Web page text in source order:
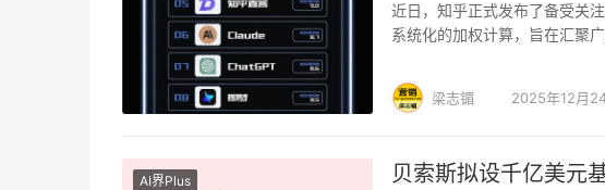
近日，知乎正式发布了备受关
系统化的加权计算，旨在汇聚
梁志镅 2025年12月
AI界Plus 贝索斯拟设千亿美元